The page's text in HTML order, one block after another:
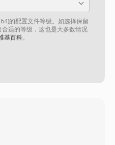
的配置文件等级。如选择保留
合适的等级，这也是大多数情况
基百科。